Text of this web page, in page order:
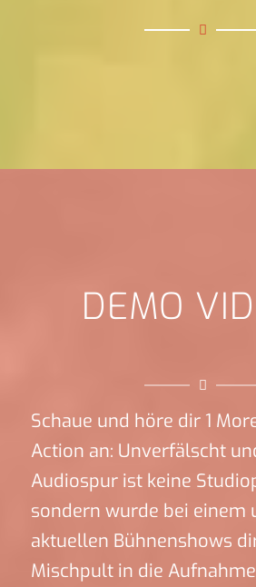
DEMO
Schaue und höre dir 1
Action an: Unverfälscht
Audiospur ist keine
sondern wurde bei einem
aktuellen Bühnenshows
Mischpult in die Aufnahme